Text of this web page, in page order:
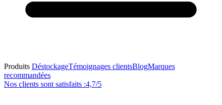
Produits DéstockageTémoignages clientsBlogMarques
recommandées
Nos clients sont satisfaits :4,7/5